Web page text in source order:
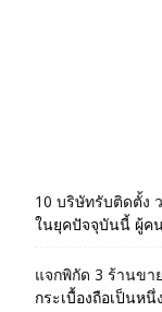
10 บริษัทรับติดตั้ง
ในยุคปัจจุบันนี้ ผู้ค
แจกพิกัด 3 ร้านขา
กระเบื้องถือเป็นห